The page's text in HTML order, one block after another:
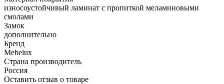
износоустойчивый ламинат с пропиткой меламиновыми
смолами
Замок
дополнительно
Бренд
Mebelux
Страна производитель
Россия
Оставить отзыв о товаре